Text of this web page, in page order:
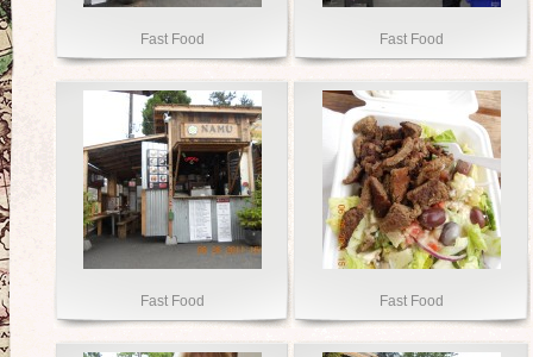
Fast Food Fast Food
Fast Food Fast Food